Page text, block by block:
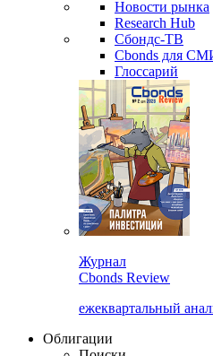
Новости & Research Hub
Новости рынка
Research Hub
Сбондс-ТВ
Cbonds для СМИ
Глоссарий
Cbonds Review